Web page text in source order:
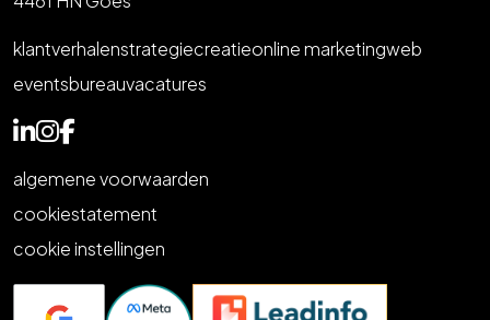
klantverhalenstrategiecreatieonline marketingweb
eventsbureauvacatures
algemene voorwaarden
cookiestatement
cookie instellingen